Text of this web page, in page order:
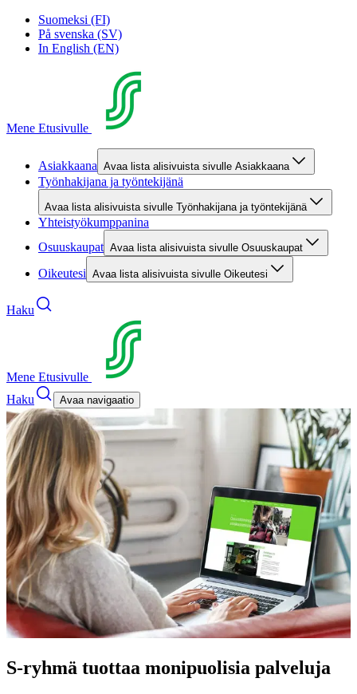
Suomeksi (FI)
På svenska (SV)
In English (EN)
Mene Etusivulle
Asiakkaana Avaa lista alisivuista sivulle Asiakkaana
Työnhakijana ja työntekijänä
Avaa lista alisivuista sivulle Työnhakijana ja työntekijänä
Yhteistyökumppanina
Osuuskaupat Avaa lista alisivuista sivulle Osuuskaupat
Oikeutesi Avaa lista alisivuista sivulle Oikeutesi
Haku
Mene Etusivulle
Haku
Avaa navigaatio
S-ryhmä tuottaa monipuolisia palveluja